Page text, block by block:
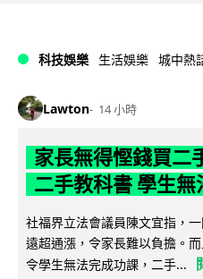
科技娛樂 生活娛樂 城中熱
Lawton 14 小時
家長無得慳錢買二
二手教科書 學生無
社福界立法會議員陳文宜指，
遠超通漲，令家長難以負擔。
令學生無法完成功課，二手...